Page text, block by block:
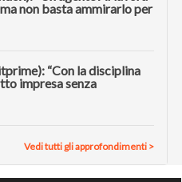
non basta ammirarlo per
“Con la disciplina
impresa senza
Vedi tutti gli approfondimenti >